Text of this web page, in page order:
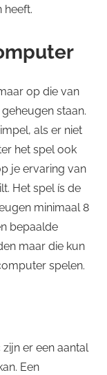
heeft.
op die van
staan.
als er niet
het spel ook
je ervaring van
Het spel ís de
minimaal 8
bepaalde
maar die kun
spelen.
er een aantal
Een